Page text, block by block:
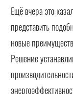
Ещё вчера это
представить
новые
Решение